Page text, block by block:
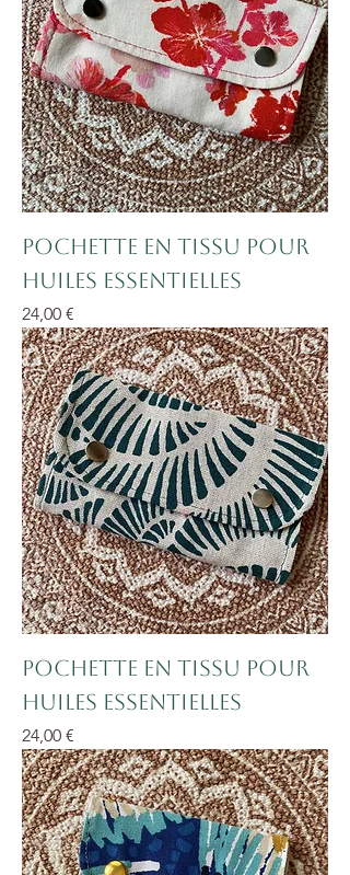
Pochette en tissu pour
huiles essentielles
Prix
24,00 €
Pochette en tissu pour
huiles essentielles
Prix
24,00 €